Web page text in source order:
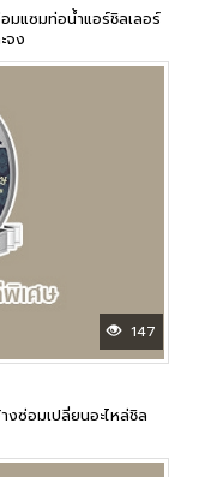
แซมท่อน้ำแอร์ชิลเลอร์
จง
147
ซ่อมเปลี่ยนอะไหล่ชิล